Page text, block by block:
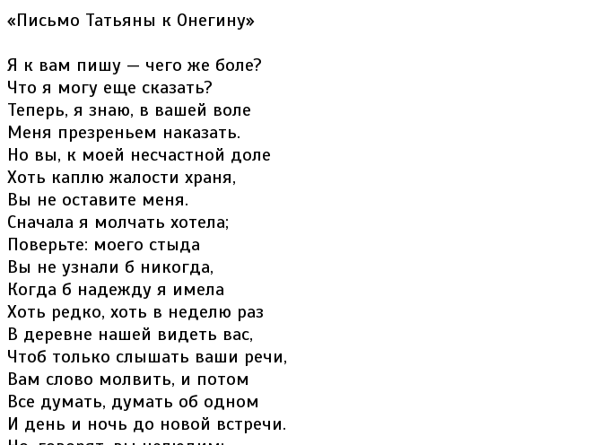
«Письмо Татьяны к Онегину»
Я к вам пишу — чего же боле?
Что я могу еще сказать?
Теперь, я знаю, в вашей воле
Меня презреньем наказать.
Но вы, к моей несчастной доле
Хоть каплю жалости храня,
Вы не оставите меня.
Сначала я молчать хотела;
Поверьте: моего стыда
Вы не узнали б никогда,
Когда б надежду я имела
Хоть редко, хоть в неделю раз
В деревне нашей видеть вас,
Чтоб только слышать ваши речи,
Вам слово молвить, и потом
Все думать, думать об одном
И день и ночь до новой встречи.